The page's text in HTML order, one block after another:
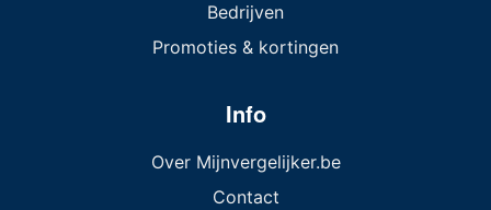
Bedrijven
Promoties & kortingen
Info
Over Mijnvergelijker.be
Contact